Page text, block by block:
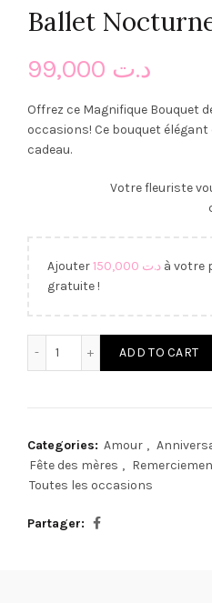
Ballet
د.ت
Offrez ce Magnifique Bouquet
occasions! Ce bouquet
cadeau.
Votre fleuriste
Ajouter د.ت à votre
gratuite !
ADD TO CART
Categories: Amour ,
Fête des mères ,
Toutes les occasions
Partager